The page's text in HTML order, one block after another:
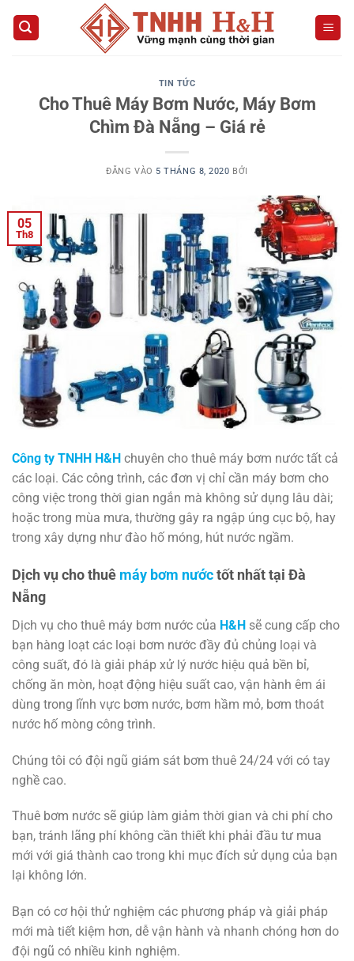
qua
TIN TỨC
Cho Thuê Máy Bơm Nước, Máy Bơm
Chìm Đà Nẵng – Giá rẻ
ĐĂNG VÀO 5 THÁNG 8, 2020 BỞI
05
Th8
Công ty TNHH H&H chuyên cho thuê máy bơm nước tất cả
các loại. Các công trình, các đơn vị chỉ cần máy bơm cho
công việc trong thời gian ngắn mà không sử dụng lâu dài;
hoặc trong mùa mưa, thường gây ra ngập úng cục bộ, hay
trong xây dựng như đào hố móng, hút nước ngầm.
Dịch vụ cho thuê máy bơm nướctốt nhất tại Đà
Nẵng
Dịch vụ cho thuê máy bơm nước của H&H sẽ cung cấp cho
bạn hàng loạt các loại bơm nước đầy đủ chủng loại và
công suất, đó là giải pháp xử lý nước hiệu quả bền bỉ,
chống ăn mòn, hoạt động hiệu suất cao, vận hành êm ái
dùng trong lĩnh vực bơm nước, bơm hầm mỏ, bơm thoát
nước hố mòng công trình.
Chúng tôi có đội ngũ giám sát bơm thuê 24/24 với có tay
nghề cao.
Thuê bơm nước sẽ giúp làm giảm thời gian và chi phí cho
bạn, tránh lãng phí không cần thiết khi phải đầu tư mua
mới với giá thành cao trong khi mục đích sử dụng của bạn
lại không lớn.
Bạn có cơ hội thử nghiệm các phương pháp và giải pháp
mới mà tiết kiệm hơn, dễ vận hành và nhanh chóng hơn do
đội ngũ có nhiều kinh nghiệm.